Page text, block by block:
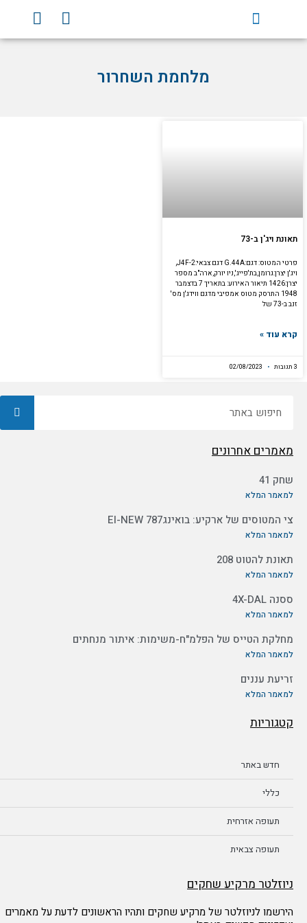
F
a
c
Y
o
u
מלחמת השחרור
תאונת ויג'ן ב-73
פרטי המטוס: דגם:G.44A דגם צבאי:J4F-2,
ויג'ן יצרן:גרומן,בת'פייג',ניו יורק,ארה"ב מספר
יצרן:1426 תיאור האירוע: בתאריך 7 בדצמבר
1948 התרסק מטוס אמפיבי מדגם ווידג'ן מס'
זנב ב-73 של
קרא עוד »
מאמרים אחרונים
שחק 41
למאמר המלא
צי המטוסים של ארקיע: בואינג787 EI-NEW
למאמר המלא
תאונת להטוט 208
למאמר המלא
ססנה 4X-DAL
למאמר המלא
מחלקת הטייס של הפלמ"ח-משימות: איתור מנחתים
למאמר המלא
זריעת עננים
למאמר המלא
קטגוריות
חדש באתר
כללי
תעופה אזרחית
תעופה צבאית
ניוזלטר מרקיע שחקים
הירשמו לניוזלטר של מרקיע שחקים ותהיו הראשונים לדעת על מאמרים